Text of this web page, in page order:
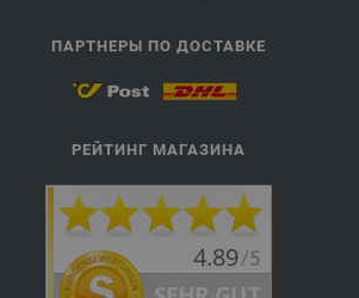
ПАРТНЕРЫ ПО ДОСТАВКЕ
РЕЙТИНГ МАГАЗИНА